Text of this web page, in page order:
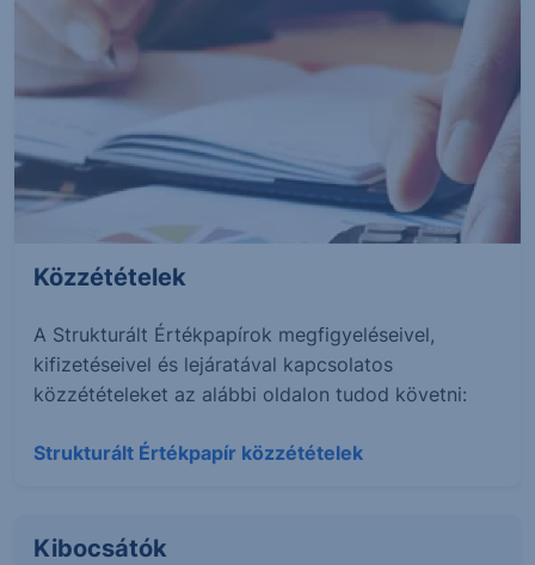
Közzétételek
A Strukturált Értékpapírok megfigyeléseivel,
kifizetéseivel és lejáratával kapcsolatos
közzétételeket az alábbi oldalon tudod követni:
Strukturált Értékpapír közzétételek
Kibocsátók